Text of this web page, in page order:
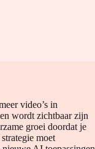
video’s in
wordt zichtbaar zijn
groei doordat je
moet